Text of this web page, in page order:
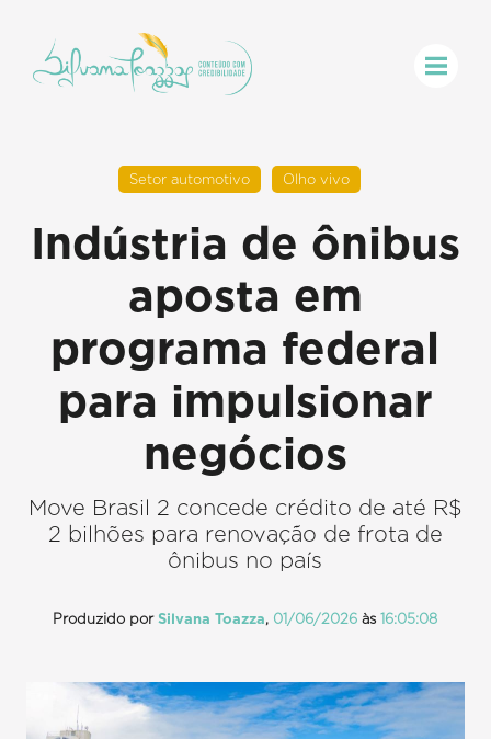
Setor automotivo Olho vivo
Indústria de ônibus
aposta em
programa federal
para impulsionar
negócios
Move Brasil 2 concede crédito de até R$
2 bilhões para renovação de frota de
ônibus no país
Produzido porSilvana Toazza, 01/06/2026 às16:05:08